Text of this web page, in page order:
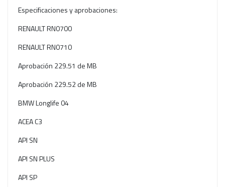
Especificaciones y aprobaciones:
RENAULT RN0700
RENAULT RN0710
Aprobación 229.51 de MB
Aprobación 229.52 de MB
BMW Longlife 04
ACEA C3
API SN
API SN PLUS
API SP